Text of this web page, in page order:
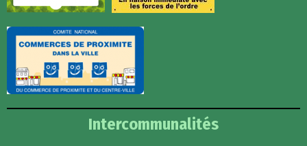
Intercommunalités